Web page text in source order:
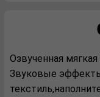
Озвученная
Звуковые